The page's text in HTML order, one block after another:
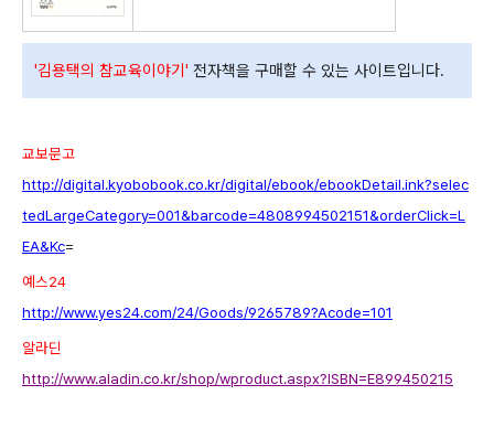
'김용택의 참교육이야기' 전자책을 구매할 수 있는 사이트입니다.
교보문고
http://digital.kyobobook.co.kr/digital/ebook/ebookDetail.ink?selec
tedLargeCategory=001&barcode=4808994502151&orderClick=L
EA&Kc=
예스24
http://www.yes24.com/24/Goods/9265789?Acode=101
알라딘
http://www.aladin.co.kr/shop/wproduct.aspx?ISBN=E899450215